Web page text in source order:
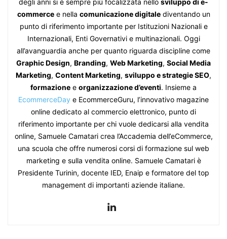
degli anni si è sempre più focalizzata nello sviluppo di e-
commercee nella comunicazione digitalediventando un
punto di riferimento importante per Istituzioni Nazionali e
Internazionali, Enti Governativi e multinazionali. Oggi
all’avanguardia anche per quanto riguarda discipline come
Graphic Design, Branding, Web Marketing, Social Media
Marketing, Content Marketing, sviluppo e strategie SEO,
formazione e organizzazione d’eventi. Insieme a
EcommerceDay e EcommerceGuru, l’innovativo magazine
online dedicato al commercio elettronico, punto di
riferimento importante per chi vuole dedicarsi alla vendita
online, Samuele Camatari crea l’Accademia dell’eCommerce,
una scuola che offre numerosi corsi di formazione sul web
marketing e sulla vendita online. Samuele Camatari è
Presidente Turinin, docente IED, Enaip e formatore del top
management di importanti aziende italiane.